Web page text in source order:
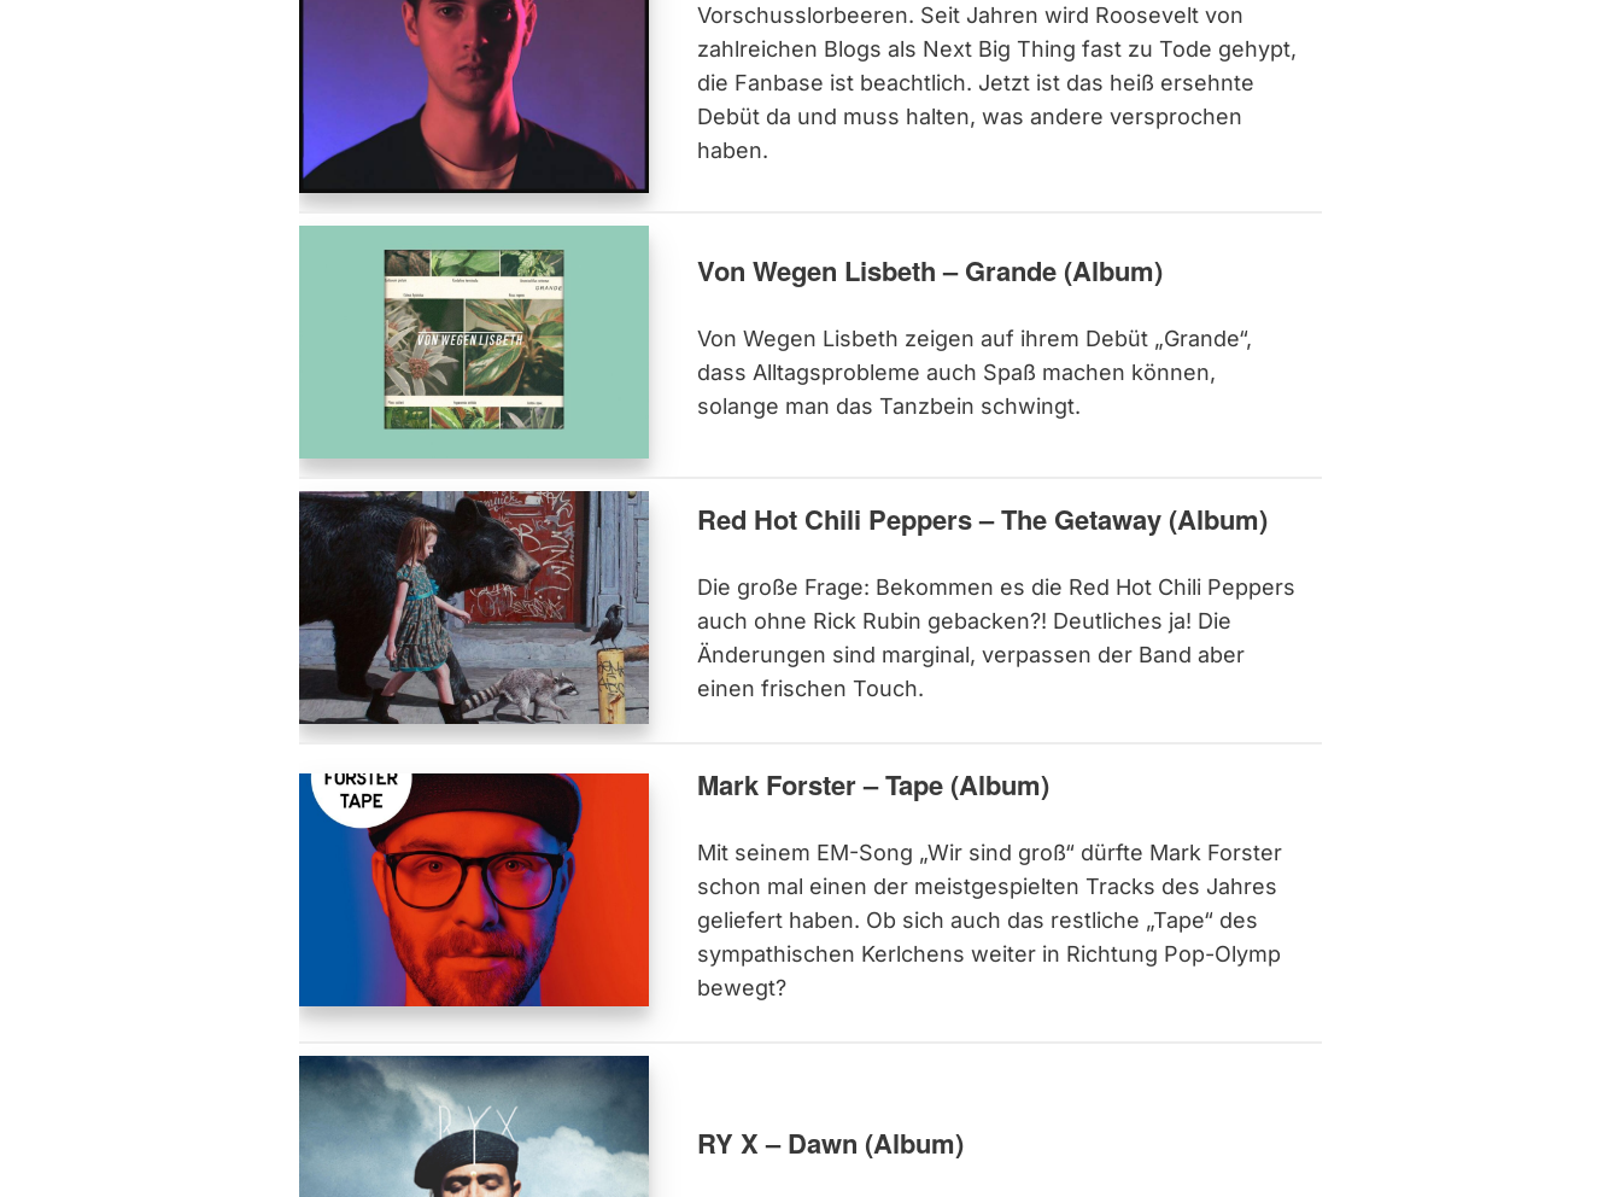
Vorschusslorbeeren. Seit Jahren wird Roosevelt von
zahlreichen Blogs als Next Big Thing fast zu Tode gehypt,
die Fanbase ist beachtlich. Jetzt ist das heiß ersehnte
Debüt da und muss halten, was andere versprochen
haben.
Von Wegen Lisbeth – Grande (Album)
Von Wegen Lisbeth zeigen auf ihrem Debüt „Grande“,
dass Alltagsprobleme auch Spaß machen können,
solange man das Tanzbein schwingt.
Red Hot Chili Peppers – The Getaway (Album)
Die große Frage: Bekommen es die Red Hot Chili Peppers
auch ohne Rick Rubin gebacken?! Deutliches ja! Die
Änderungen sind marginal, verpassen der Band aber
einen frischen Touch.
Mark Forster – Tape (Album)
Mit seinem EM-Song „Wir sind groß“ dürfte Mark Forster
schon mal einen der meistgespielten Tracks des Jahres
geliefert haben. Ob sich auch das restliche „Tape“ des
sympathischen Kerlchens weiter in Richtung Pop-Olymp
bewegt?
RY X – Dawn (Album)